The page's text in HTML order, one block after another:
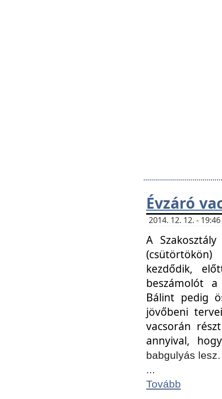
Évzáró
2014. 12. 12. -
A
kezdődik,
beszámolót
Bálint pedig
jövőbeni
vacsorán
annyival,
babgulyás
...
Tovább